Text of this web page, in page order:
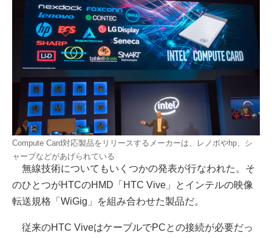
Compute Card対応製品をリリースするメーカーは、レノボやhp、シ
ャープなどがあげられている
無線技術についてもいくつかの発表が行なわれた。そ
のひとつがHTCのHMD「HTC Vive」とインテルの映像
転送規格「WiGig」を組み合わせた製品だ。
従来のHTC ViveはケーブルでPCとの接続が必要だっ